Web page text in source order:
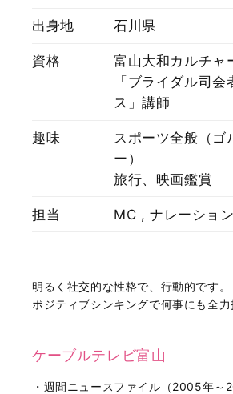
出身地 石川県
資格
富山大和カルチャ
「ブライダル司会
ス」講師
趣味
スポーツ全般（ゴ
ー）
旅行、映画鑑賞
担当 MC , ナレーショ
明るく社交的な性格で、行動的です。
ポジティブシンキングで何事にも全力
ケーブルテレビ富山
・週間ニュースファイル（2005年～